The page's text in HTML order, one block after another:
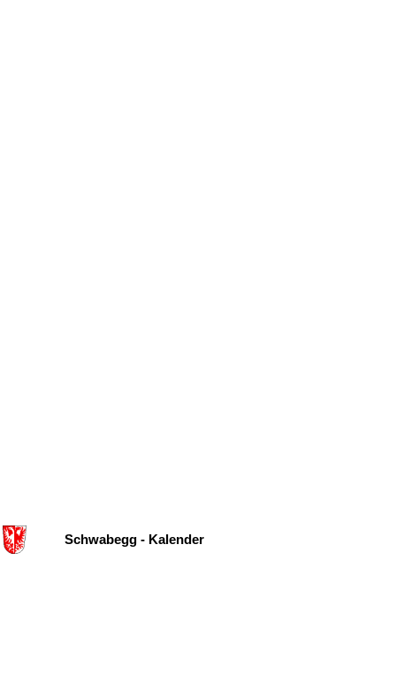
Schwabegg - Kalender